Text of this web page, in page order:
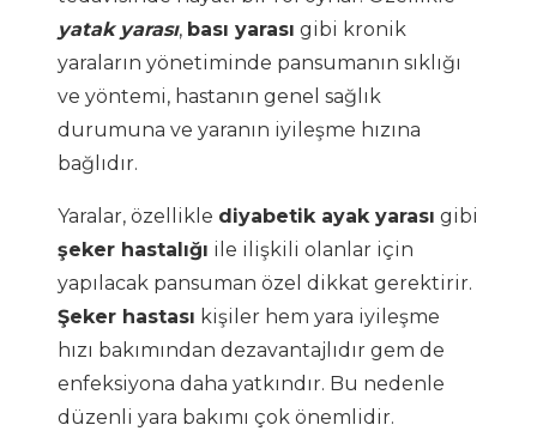
yatak yarası, bası yarası gibi kronik
yaraların yönetiminde pansumanın sıklığı
ve yöntemi, hastanın genel sağlık
durumuna ve yaranın iyileşme hızına
bağlıdır.
Yaralar, özellikle diyabetik ayak yarası gibi
şeker hastalığı ile ilişkili olanlar için
yapılacak pansuman özel dikkat gerektirir.
Şeker hastası kişiler hem yara iyileşme
hızı bakımından dezavantajlıdır gem de
enfeksiyona daha yatkındır. Bu nedenle
düzenli yara bakımı çok önemlidir.